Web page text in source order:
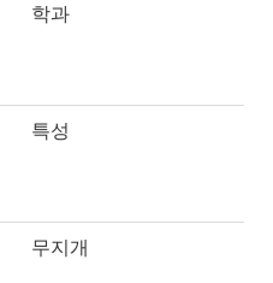
학과
특성
무지개